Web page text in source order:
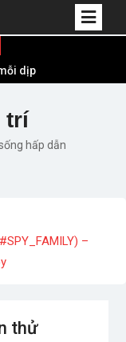
dịp
cáo
M-
trí
hấp dẫn
–
thử